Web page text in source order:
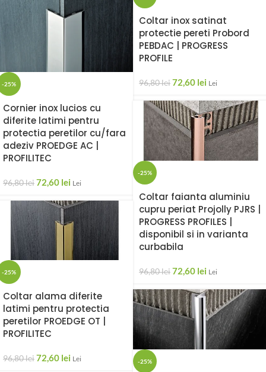
Coltar inox satinat
protectie pereti Probord
PEBDAC | PROGRESS
PROFILE
96,80lei72,60 lei Lei
-25%
Cornier inox lucios cu
diferite latimi pentru
protectia peretilor cu/fara
adeziv PROEDGE AC |
PROFILITEC
96,80lei72,60 lei Lei
-25%
Coltar faianta aluminiu
cupru periat Projolly PJRS |
PROGRESS PROFILES |
disponibil si in varianta
curbabila
96,80lei72,60 lei Lei
-25%
Coltar alama diferite
latimi pentru protectia
peretilor PROEDGE OT |
PROFILITEC
96,80lei72,60 lei Lei -25%